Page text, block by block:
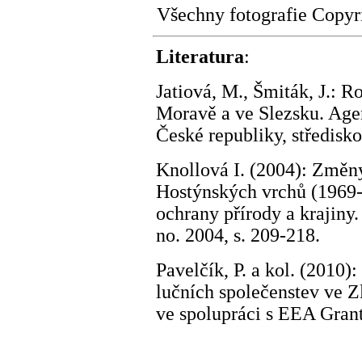
Všechny fotografie
Literatura:
Jatiová, M., Šmiták, J.:
Moravě a ve Slezsku.
České republiky,
Knollová I. (2004):
Hostýnských vrchů
ochrany přírody a
no. 2004, s. 209-218.
Pavelčík, P. a kol.
lučních společenstev ve
ve spolupráci s EEA